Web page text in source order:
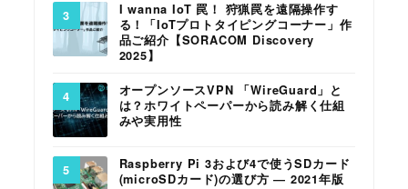
I wanna IoT 罠！ 狩猟罠を遠隔操作す
る！「IoTプロトタイピングコーナー」作
品ご紹介【SORACOM Discovery
2025】
オープンソースVPN 「WireGuard」と
は？ホワイトペーパーから読み解く仕組
みや実用性
Raspberry Pi 3および4で使うSDカード
(microSDカード)の選び方 ― 2021年版